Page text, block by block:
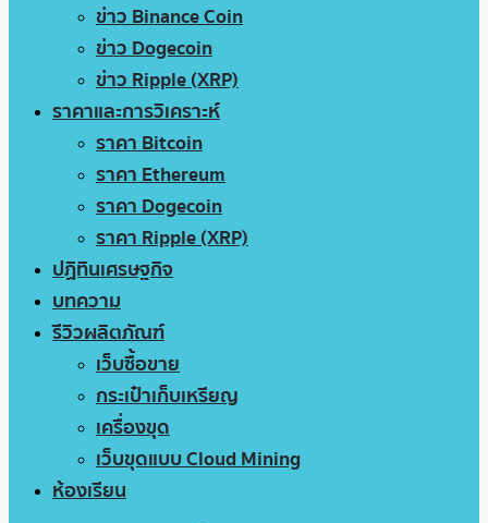
ข่าว Binance Coin
ข่าว Dogecoin
ข่าว Ripple (XRP)
ราคาและการวิเคราะห์
ราคา Bitcoin
ราคา Ethereum
ราคา Dogecoin
ราคา Ripple (XRP)
ปฏิทินเศรษฐกิจ
บทความ
รีวิวผลิตภัณฑ์
เว็บซื้อขาย
กระเป๋าเก็บเหรียญ
เครื่องขุด
เว็บขุดแบบ Cloud Mining
ห้องเรียน